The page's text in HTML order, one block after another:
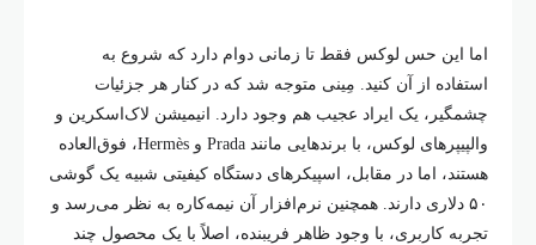
اما این حس لوکس فقط تا زمانی دوام دارد که شروع به
استفاده از آن کنید. مِینی متوجه شد که در کنار هر جزئیات
چشمگیر، یک ایراد عجیب هم وجود دارد. انیمیشن لاک‌اسکرین و
والپیپرهای لوکس، با برندهایی مانند Prada و Hermès، فوق‌العاده
هستند، اما در مقابل، اسپیکرهای دستگاه کیفیتی شبیه یک گوشی
۵۰ دلاری دارند. همچنین نرم‌افزار آن نیمه‌کاره به نظر می‌رسد و
تجربه کاربری، با وجود ظاهر فریبنده، اصلاً با یک محصول چند